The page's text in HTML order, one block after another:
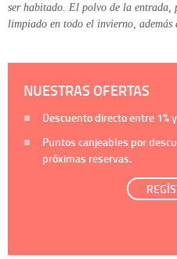
ser habitado. El polvo de la
limpiado en todo el invierno,
NUESTRAS OFERTAS
Descuento directo entre 1%y
Puntos canjeables por
próximas reservas.